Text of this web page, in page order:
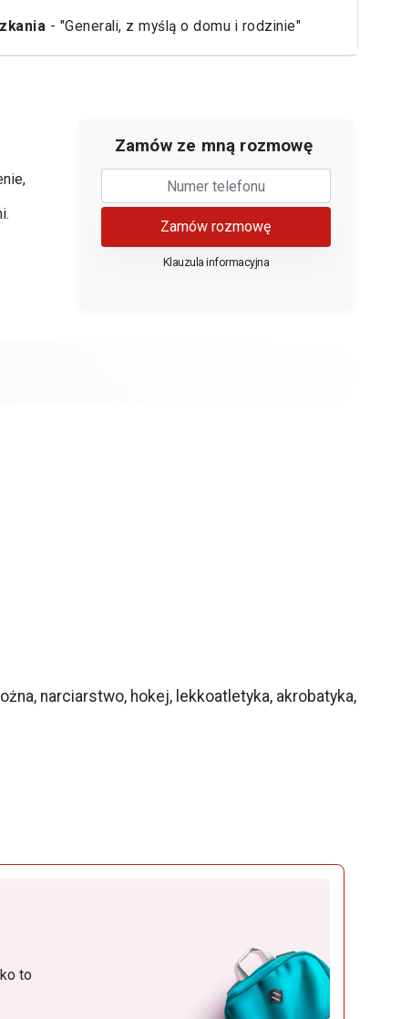
- "Generali, z myślą o domu i rodzinie"
Zamów ze mną rozmowę
Zamów rozmowę
Klauzula informacyjna
narciarstwo, hokej, lekkoatletyka, akrobatyka,